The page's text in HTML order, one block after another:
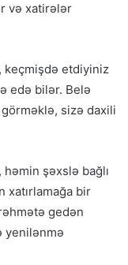
və xatirələr
keçmişdə etdiyiniz
edə bilər. Belə
sizə daxili
şəxslə bağlı
bir
gedən
yenilənmə